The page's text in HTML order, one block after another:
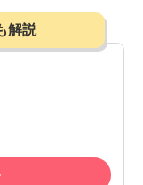
解説